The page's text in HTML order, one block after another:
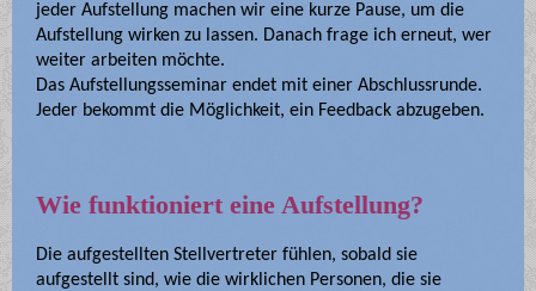
jeder Aufstellung machen wir eine kurze Pause, um die
Aufstellung wirken zu lassen. Danach frage ich erneut, wer
weiter arbeiten möchte.
Das Aufstellungsseminar endet mit einer Abschlussrunde.
Jeder bekommt die Möglichkeit, ein Feedback abzugeben.
Wie funktioniert eine Aufstellung?
Die aufgestellten Stellvertreter fühlen, sobald sie
aufgestellt sind, wie die wirklichen Personen, die sie